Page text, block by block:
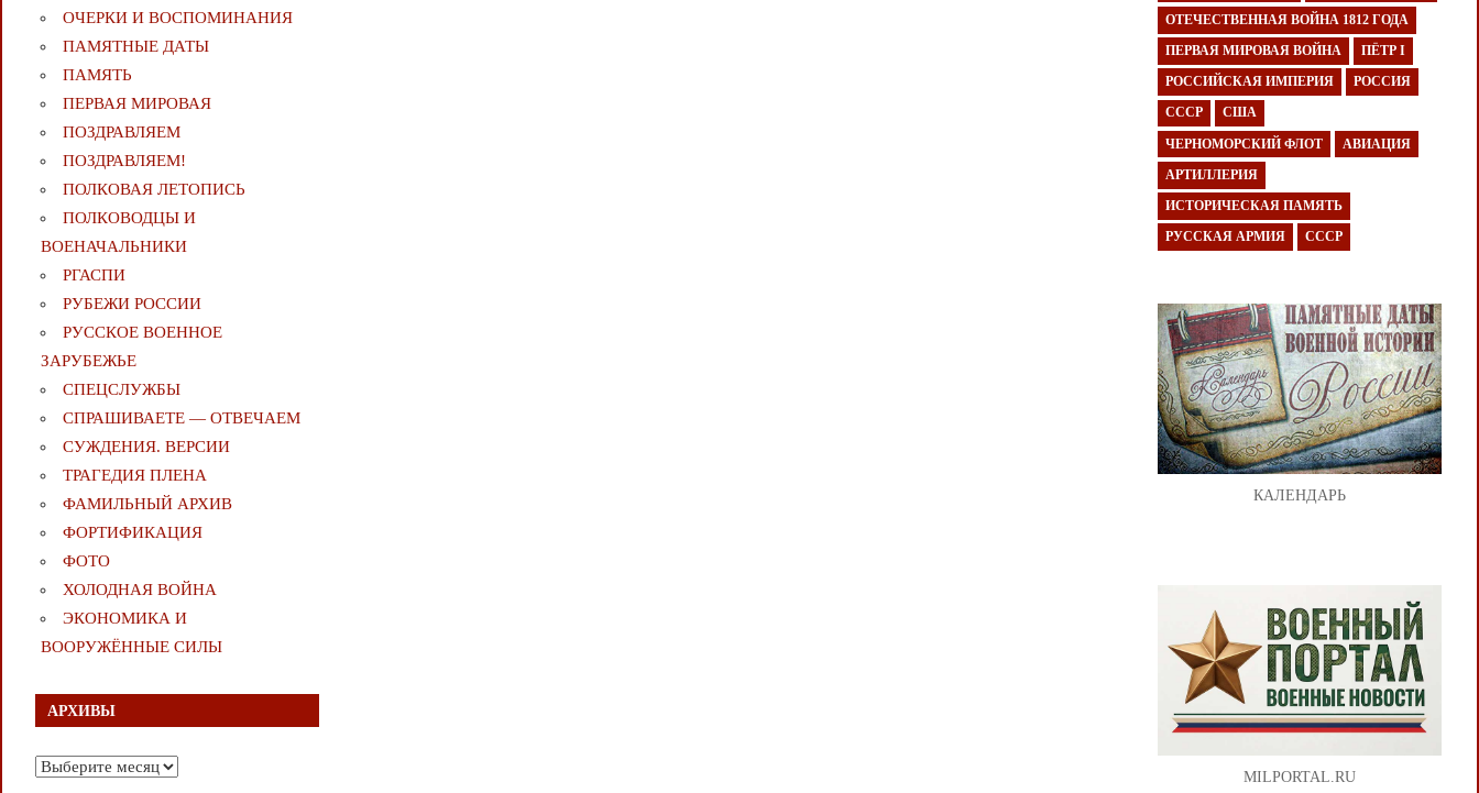
ОЧЕРКИ И ВОСПОМИНАНИЯ
ПАМЯТНЫЕ ДАТЫ
ПАМЯТЬ
ПЕРВАЯ МИРОВАЯ
ПОЗДРАВЛЯЕМ
ПОЗДРАВЛЯЕМ!
ПОЛКОВАЯ ЛЕТОПИСЬ
ПОЛКОВОДЦЫ И
ВОЕНАЧАЛЬНИКИ
РГАСПИ
РУБЕЖИ РОССИИ
РУССКОЕ ВОЕННОЕ
ЗАРУБЕЖЬЕ
СПЕЦСЛУЖБЫ
СПРАШИВАЕТЕ — ОТВЕЧАЕМ
СУЖДЕНИЯ. ВЕРСИИ
ТРАГЕДИЯ ПЛЕНА
ФАМИЛЬНЫЙ АРХИВ
ФОРТИФИКАЦИЯ
ФОТО
ХОЛОДНАЯ ВОЙНА
ЭКОНОМИКА И
ВООРУЖЁННЫЕ СИЛЫ
АРХИВЫ
Архивы
ОТЕЧЕСТВЕННАЯ ВОЙНА 1812 ГОДА
ПЕРВАЯ МИРОВАЯ ВОЙНА ПЁТР I
РОССИЙСКАЯ ИМПЕРИЯ РОССИЯ
СССР США
ЧЕРНОМОРСКИЙ ФЛОТ АВИАЦИЯ
АРТИЛЛЕРИЯ
ИСТОРИЧЕСКАЯ ПАМЯТЬ
РУССКАЯ АРМИЯ СССР
КАЛЕНДАРЬ
MILPORTAL.RU